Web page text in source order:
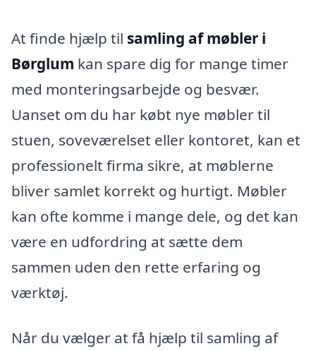
At finde hjælp til samling af møbler i
Børglum kan spare dig for mange timer
med monteringsarbejde og besvær.
Uanset om du har købt nye møbler til
stuen, soveværelset eller kontoret, kan et
professionelt firma sikre, at møblerne
bliver samlet korrekt og hurtigt. Møbler
kan ofte komme i mange dele, og det kan
være en udfordring at sætte dem
sammen uden den rette erfaring og
værktøj.
Når du vælger at få hjælp til samling af